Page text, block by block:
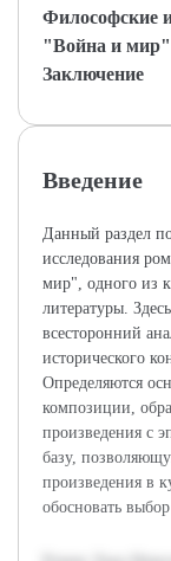
Философские
"Война и мир"
Заключение
Введение
Данный раздел
исследования
мир", одного из
литературы.
всесторонний
исторического
Определяются
композиции,
произведения с
базу,
произведения в
обосновать